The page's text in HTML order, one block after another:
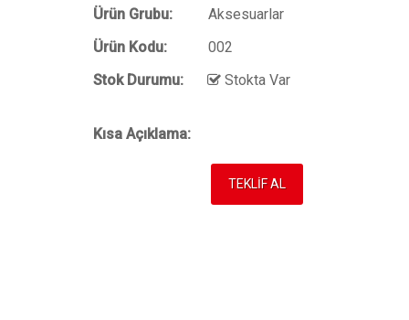
Ürün Grubu:
Aksesuarlar
Ürün Kodu:
002
Stok Durumu:
Stokta Var
Kısa Açıklama:
TEKLİF AL